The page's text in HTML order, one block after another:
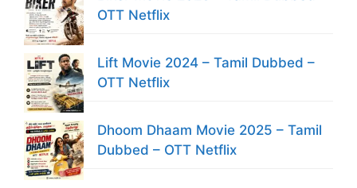
OTT Netflix
Lift Movie 2024 – Tamil Dubbed –
OTT Netflix
Dhoom Dhaam Movie 2025 – Tamil
Dubbed – OTT Netflix